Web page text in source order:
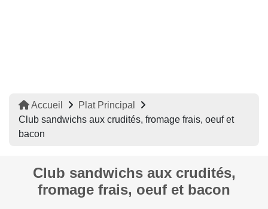
Accueil
Plat Principal
Club sandwichs aux crudités, fromage frais, oeuf et
bacon
Club sandwichs aux crudités,
fromage frais, oeuf et bacon